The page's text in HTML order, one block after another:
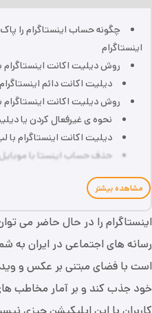
چگونه حساب اینستاگرام را
اینستاگرام
روش دیلیت اکانت
دیلیت اکانت دائم
روش دیلیت اکانت
نحوه ی غیرفعال کردن یا
دیلیت اکانت اینستاگرام با
حذف حساب اینستا با
مشاهده بیشتر
اینستاگرام را در حال حاضر می
رسانه های اجتماعی در ایران به
است با فضای مبتنی بر عکس و
خود جذب کند و بر آمار مخاطب